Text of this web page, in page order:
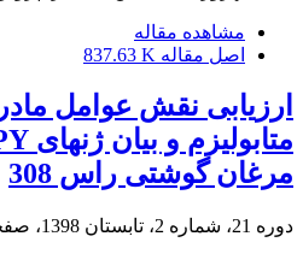
مشاهده مقاله
اصل مقاله 837.63 K
ارزیابی نقش عوامل
مرغان گوشتی راس 308
دوره 21، شماره 2، تابستان 1398، صفحه